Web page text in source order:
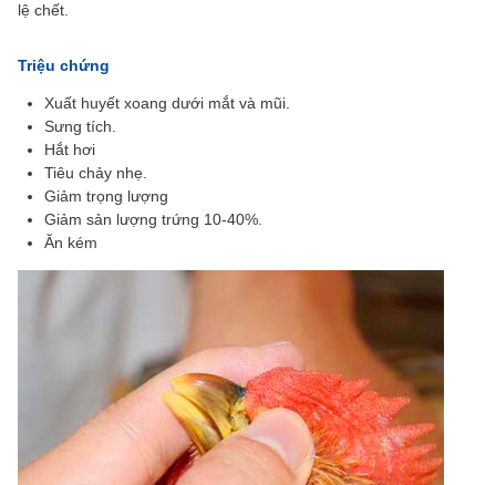
lệ chết.
Triệu chứng
Xuất huyết xoang dưới mắt và mũi.
Sưng tích.
Hắt hơi
Tiêu chảy nhẹ.
Giảm trọng lượng
Giảm sản lượng trứng 10-40%.
Ăn kém